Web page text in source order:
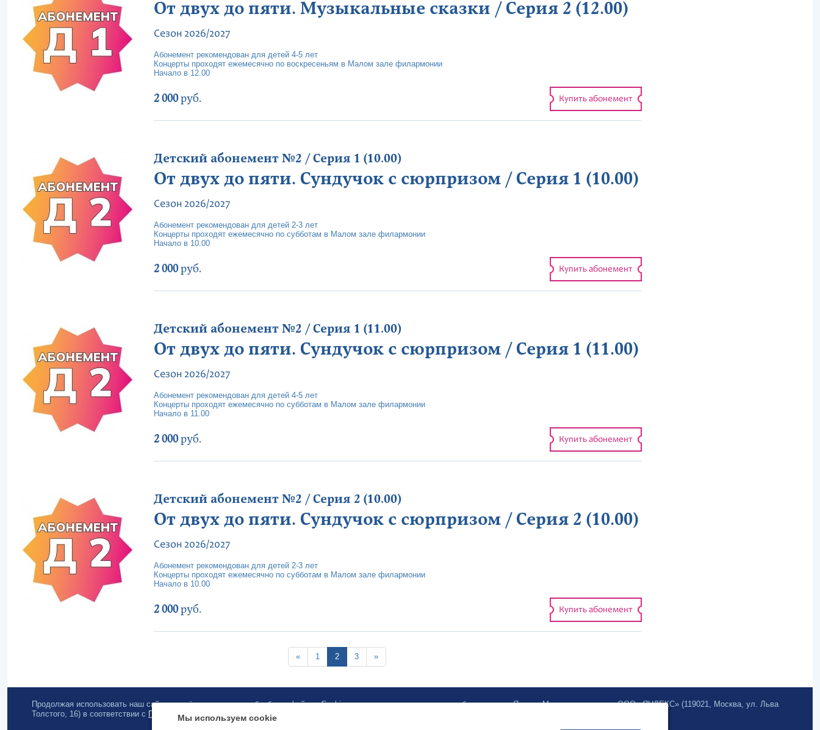
От двух до пяти. Музыкальные сказки / Серия 2 (12.00)
Сезон 2026/2027
Абонемент рекомендован для детей 4-5 лет
Концерты проходят ежемесячно по воскресеньям в Малом зале филармонии
Начало в 12.00
2 000руб. Купить абонемент
Детский абонемент №2 / Серия 1 (10.00)
От двух до пяти. Сундучок с сюрпризом / Серия 1 (10.00)
Сезон 2026/2027
Абонемент рекомендован для детей 2-3 лет
Концерты проходят ежемесячно по субботам в Малом зале филармонии
Начало в 10.00
2 000руб. Купить абонемент
Детский абонемент №2 / Серия 1 (11.00)
От двух до пяти. Сундучок с сюрпризом / Серия 1 (11.00)
Сезон 2026/2027
Абонемент рекомендован для детей 4-5 лет
Концерты проходят ежемесячно по субботам в Малом зале филармонии
Начало в 11.00
2 000руб. Купить абонемент
Детский абонемент №2 / Серия 2 (10.00)
От двух до пяти. Сундучок с сюрпризом / Серия 2 (10.00)
Сезон 2026/2027
Абонемент рекомендован для детей 2-3 лет
Концерты проходят ежемесячно по субботам в Малом зале филармонии
Начало в 10.00
2 000руб. Купить абонемент
« 1 2 3 »
Продолжая использовать наш сайт, вы даёте согласие на обработку файлов Cookies и использование сервисов веб-аналитики «Яндекс.Метрика» компании ООО «ЯНДЕКС» (119021, Москва, ул. Льва
Толстого, 16) в соответствии с Политикой конфиденциальности .
Мы используем cookie